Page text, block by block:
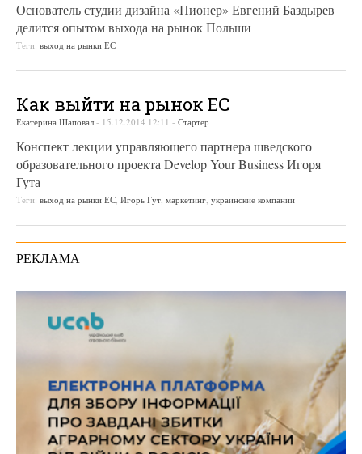
Основатель студии дизайна «Пионер» Евгений Баздырев
делится опытом выхода на рынок Польши
Теги: выход на рынки ЕС
Как выйти на рынок ЕС
Екатерина Шаповал - 15.12.2014 12:11 - Стартер
Конспект лекции управляющего партнера шведского
образовательного проекта Develop Your Business Игоря
Гута
Теги: выход на рынки ЕС, Игорь Гут, маркетинг, украинские компании
РЕКЛАМА